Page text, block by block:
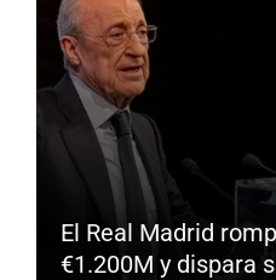
El Real Madrid
€1.200M y dispara